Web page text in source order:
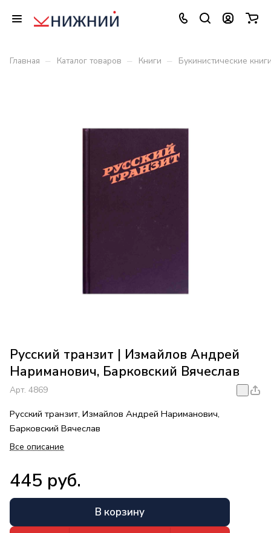
Главная – Каталог товаров – Книги – Букинистические
Русский транзит | Измайлов Андрей
Нариманович, Барковский Вячеслав
Арт. 4869
Русский транзит, Измайлов Андрей Нариманович,
Барковский Вячеслав
Все описание
445 руб.
В корзину